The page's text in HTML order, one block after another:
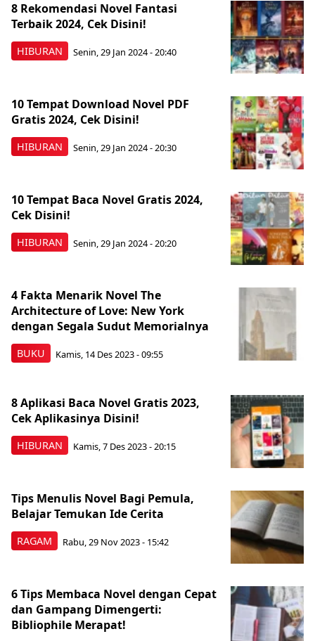
HIBURAN
8 Rekomendasi Novel Fantasi
Terbaik 2024, Cek Disini!
Senin, 29 Jan 2024 - 20:40
HIBURAN
10 Tempat Download Novel PDF
Gratis 2024, Cek Disini!
Senin, 29 Jan 2024 - 20:30
HIBURAN
10 Tempat Baca Novel Gratis 2024,
Cek Disini!
Senin, 29 Jan 2024 - 20:20
BUKU
4 Fakta Menarik Novel The
Architecture of Love: New York
dengan Segala Sudut Memorialnya
Kamis, 14 Des 2023 - 09:55
HIBURAN
8 Aplikasi Baca Novel Gratis 2023,
Cek Aplikasinya Disini!
Kamis, 7 Des 2023 - 20:15
RAGAM
Tips Menulis Novel Bagi Pemula,
Belajar Temukan Ide Cerita
Rabu, 29 Nov 2023 - 15:42
6 Tips Membaca Novel dengan Cepat
dan Gampang Dimengerti:
Bibliophile Merapat!